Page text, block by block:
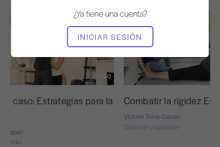
¿Ya tiene una cuenta?
INICIAR SESIÓN
49:30
caso: Estrategias para la
Capan
Combatir la rigidez
Victoria Torrie-Capan
Observar y aprender